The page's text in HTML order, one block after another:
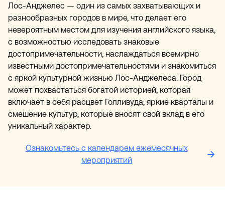
Лос-Анджелес — один из самых захватывающих и
разнообразных городов в мире, что делает его
невероятным местом для изучения английского языка,
с возможностью исследовать знаковые
достопримечательности, наслаждаться всемирно
известными достопримечательностями и знакомиться
с яркой культурной жизнью Лос-Анджелеса. Город
может похвастаться богатой историей, которая
включает в себя расцвет Голливуда, яркие кварталы и
смешение культур, которые вносят свой вклад в его
уникальный характер.
Ознакомьтесь с календарем ежемесячных
мероприятий